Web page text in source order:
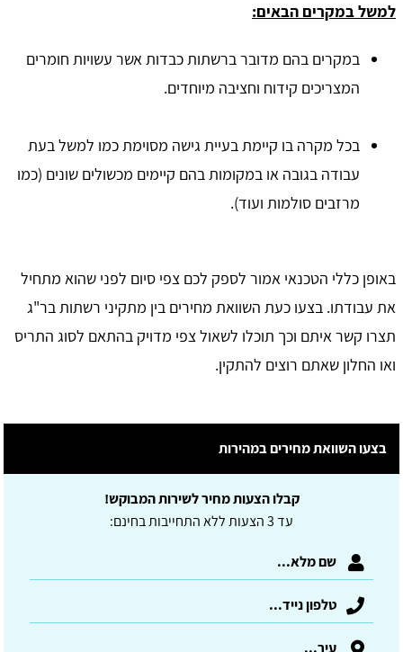
למשל במקרים הבאים:
במקרים בהם מדובר ברשתות כבדות אשר עשויות חומרים
המצריכים קידוח וחציבה מיוחדים.
בכל מקרה בו קיימת בעיית גישה מסוימת כמו למשל בעת
עבודה בגובה או במקומות בהם קיימים מכשולים שונים (כמו
מרזבים סולמות ועוד).
באופן כללי הטכנאי אמור לספק לכם צפי סיום לפני שהוא מתחיל
את עבודתו. בצעו כעת השוואת מחירים בין מתקיני רשתות בר"ג
תצרו קשר איתם וכך תוכלו לשאול צפי מדויק בהתאם לסוג התריס
ואו החלון שאתם רוצים להתקין.
בצעו השוואת מחירים במהירות
קבלו הצעות מחיר לשירות המבוקש!
עד 3 הצעות ללא התחייבות בחינם: